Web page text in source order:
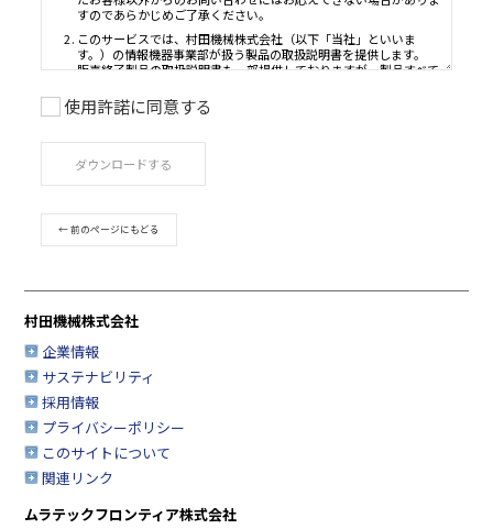
このサービスで公開している取扱説明書について、製品
たお客様以外からのお問い合わせにはお応えできない場
このサービスでは、村田機械株式会社（以下「当社」と
販売終了製品の取扱説明書も一部提供しておりますが、
の取扱説明書を網羅するものではありませんので、あら
承ください。
安全上の注意事項は、取扱説明書が制作された時点での
業界基準に応じた内容になっています。
取扱説明書の内容は、製品の仕様変更などで予告なく変
合があります。
このサービスで提供している取扱説明書の内容は、製品
使用許諾に同意する
ダウンロードする
← 前のページにもどる
村田機械株式会社
企業情報
サステナビリティ
採用情報
プライバシーポリシー
このサイトについて
関連リンク
ムラテックフロンティア株式会社